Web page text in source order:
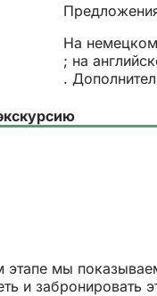
На
; на
.
этапе мы
и